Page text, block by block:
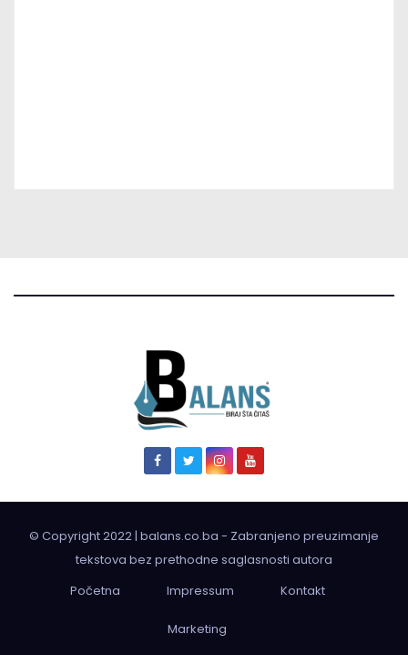
© Copyright 2022 | balans.co.ba - Zabranjeno preuzimanje
tekstova bez prethodne saglasnosti autora
Početna
Impressum Kontakt
Marketing